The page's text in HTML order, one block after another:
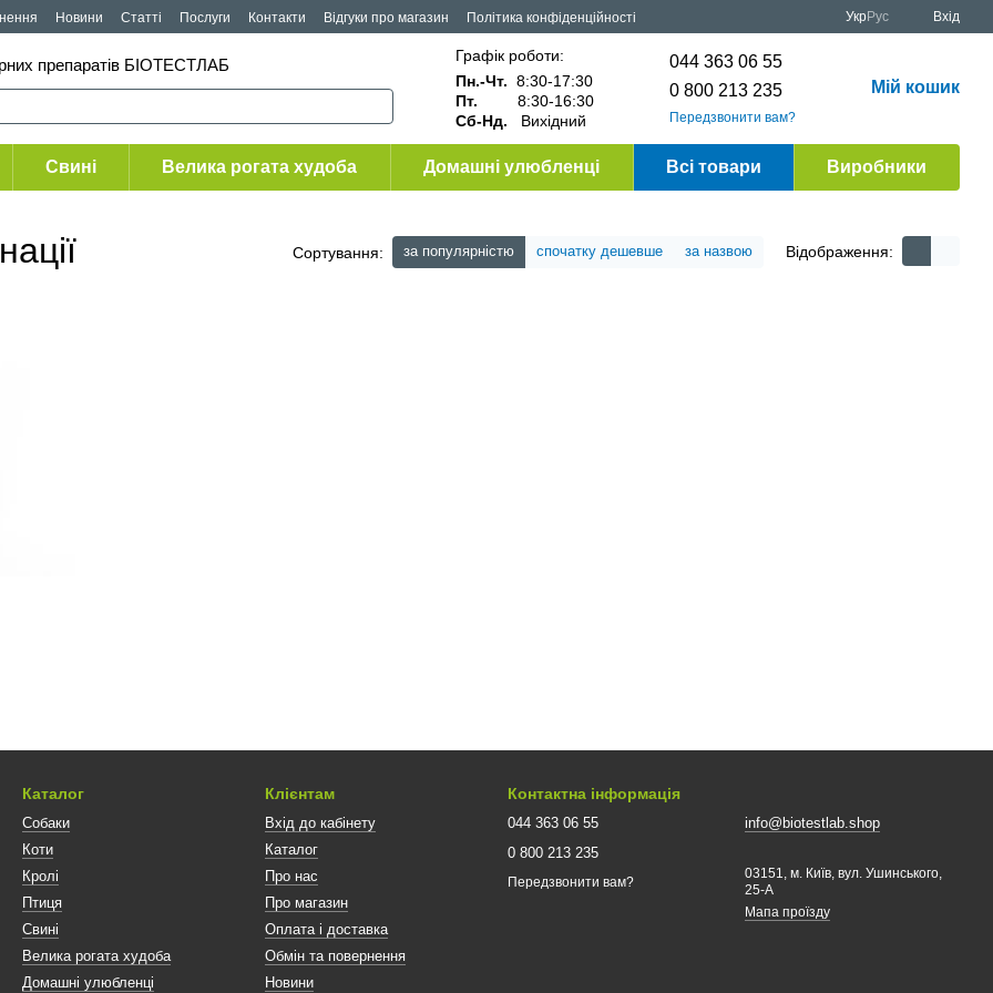
Новини Статті Послуги Контакти Відгуки про магазин
Політика конфіденційності
УкрРус Вхід
препаратів БІОТЕСТЛАБ
Графік роботи:
Пн.-Чт. 8:30-17:30
Пт.
8:30-16:30
Сб-Нд. Вихідний
044 363 06 55
0 800 213 235
Передзвонити вам?
Мій кошик
Свині Велика рогата худоба Домашні улюбленці Всі товари Виробники
Сортування: за популярністю спочатку дешевше за назвою Відображення:
Каталог
Собаки
Коти
Кролі
Птиця
Свині
Велика рогата худоба
Домашні улюбленці
Клієнтам
Вхід до кабінету
Каталог
Про нас
Про магазин
Оплата і доставка
Обмін та повернення
Новини
Контактна інформація
044 363 06 55
0 800 213 235
Передзвонити вам?
info@biotestlab.shop
03151, м. Київ, вул. Ушинського,
25-A
Мапа проїзду